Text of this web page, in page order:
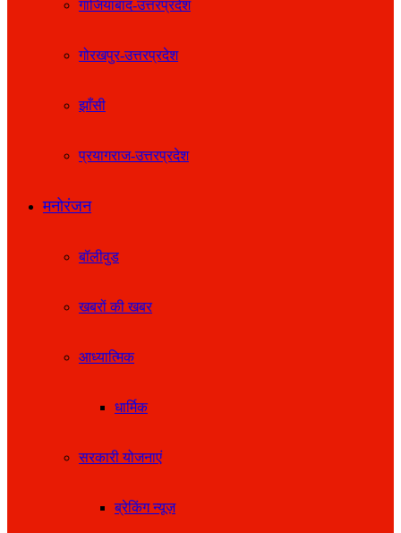
गाजियाबाद-उत्तरप्रदेश
गोरखपुर-उत्तरप्रदेश
झाँसी
प्रयागराज-उत्तरप्रदेश
मनोरंजन
बॉलीवुड
खबरों की खबर
आध्यात्मिक
धार्मिक
सरकारी योजनाएं
ब्रेकिंग न्यूज़